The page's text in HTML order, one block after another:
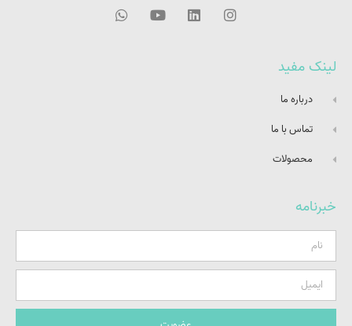
لینک مفید
درباره ما
تماس با ما
محصولات
خبرنامه